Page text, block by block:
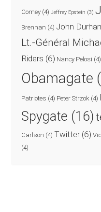
Comey(4) Jeffrey Epstein (3)
Brennan (4) John
Lt.-Général
Riders (6) Nancy Pelosi (4)
Obamagate
Patriotes (4) Peter Strzok (4)
Spygate (16)
Carlson (4) Twitter(6)
(4)